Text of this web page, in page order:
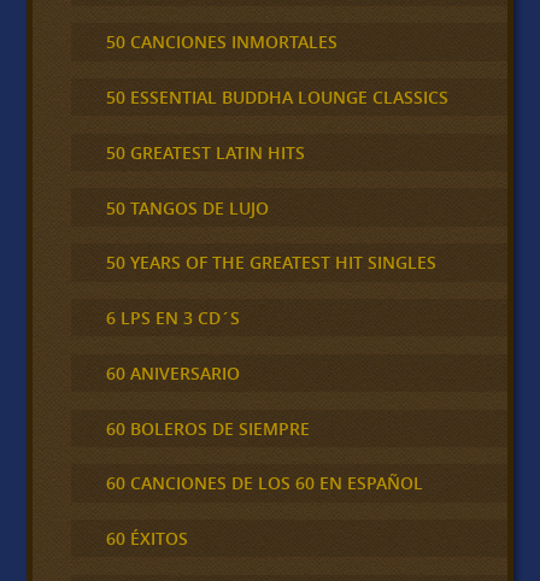
50 CANCIONES INMORTALES
50 ESSENTIAL BUDDHA LOUNGE CLASSICS
50 GREATEST LATIN HITS
50 TANGOS DE LUJO
50 YEARS OF THE GREATEST HIT SINGLES
6 LPS EN 3 CD´S
60 ANIVERSARIO
60 BOLEROS DE SIEMPRE
60 CANCIONES DE LOS 60 EN ESPAÑOL
60 ÉXITOS